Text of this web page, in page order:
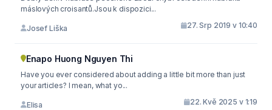
máslových croisantů.Jsou k dispozici...
Josef Liška 27. Srp 2019 v 10:40
Enapo Huong Nguyen Thi
Have you ever considered about adding a little bit more than just
your articles? I mean, what yo...
Elisa 22. Kvě 2025 v 1:19